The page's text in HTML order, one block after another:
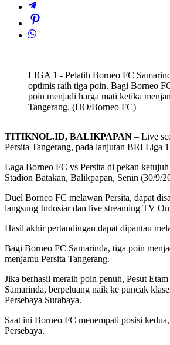
LIGA 1 - Pelatih Borneo FC
optimis raih tiga poin. Bagi Borneo
poin menjadi harga mati ketika
Tangerang. (HO/Borneo FC)
TITIKNOL.ID, BALIKPAPAN – Live
Persita Tangerang, pada lanjutan BRI Liga
Laga Borneo FC vs Persita di pekan
Stadion Batakan, Balikpapan, Senin (30/9/
Duel Borneo FC melawan Persita, dapat
langsung Indosiar dan live streaming TV
Hasil akhir pertandingan dapat dipantau
Bagi Borneo FC Samarinda, tiga poin
menjamu Persita Tangerang.
Jika berhasil meraih poin penuh, Pesut
Samarinda, berpeluang naik ke puncak
Persebaya Surabaya.
Saat ini Borneo FC menempati posisi
Persebaya.